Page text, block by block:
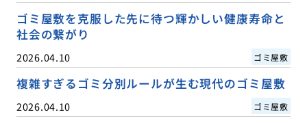
ゴミ屋敷を克服した先に待つ輝かしい健康寿命と
社会の繋がり
2026.04.10 ゴミ屋敷
複雑すぎるゴミ分別ルールが生む現代のゴミ屋敷
2026.04.10 ゴミ屋敷